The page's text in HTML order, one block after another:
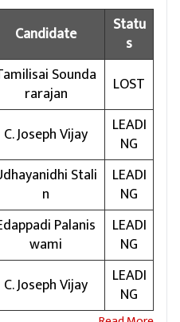
Candidate
Statu
s
Sounda
rarajan
LOST
C. Joseph Vijay
LEADI
NG
Stali
n
LEADI
NG
Palanis
wami
LEADI
NG
C. Joseph Vijay
LEADI
NG